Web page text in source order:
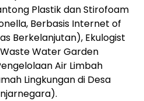
Plastik dan Stirofoam
Berbasis Internet of
Berkelanjutan), Ekulogist
Water Garden
Air Limbah
Lingkungan di Desa